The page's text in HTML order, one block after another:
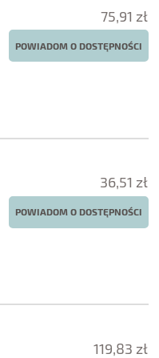
75,91 zł
POWIADOM O DOSTĘPNOŚCI
36,51 zł
POWIADOM O DOSTĘPNOŚCI
119,83 zł